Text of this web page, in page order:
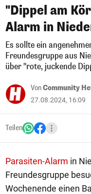
"Dippel am
Alarm in
Es sollte ein
Freundesgruppe aus
über "rote, juckende
VonCommunity
27.08.2024, 16:09
Teilen
Parasiten-Alarm in
Freundesgruppe
Wochenende einen